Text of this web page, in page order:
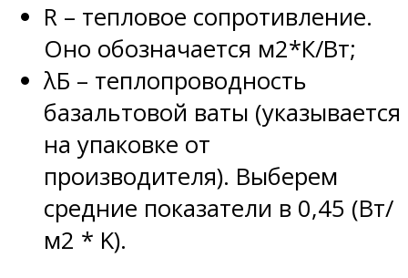
R – тепловое сопротивление.
Оно обозначается м2*К/Вт;
λБ – теплопроводность
базальтовой ваты (указывается
на упаковке от
производителя). Выберем
средние показатели в 0,45 (Вт/
м2 * K).